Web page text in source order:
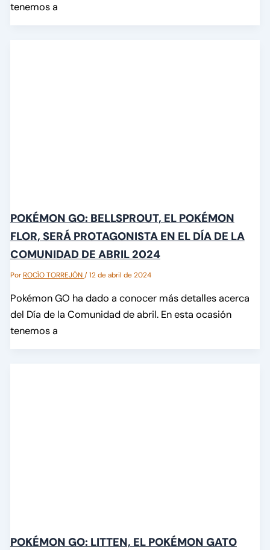
tenemos a
POKÉMON GO: BELLSPROUT, EL POKÉMON
FLOR, SERÁ PROTAGONISTA EN EL DÍA DE LA
COMUNIDAD DE ABRIL 2024
PorROCÍO TORREJÓN/12 de abril de 2024
Pokémon GO ha dado a conocer más detalles acerca
del Día de la Comunidad de abril. En esta ocasión
tenemos a
POKÉMON GO: LITTEN, EL POKÉMON GATO